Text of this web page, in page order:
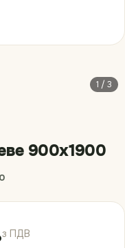
1 / 3
900х1900
з ПДВ